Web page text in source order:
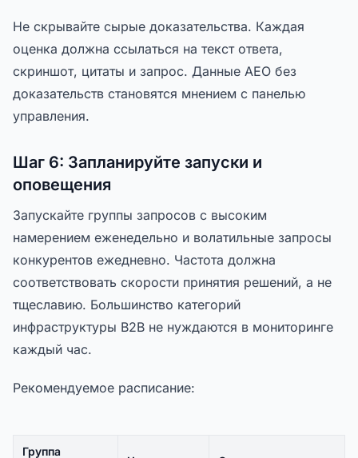
Не скрывайте сырые доказательства. Каждая
оценка должна ссылаться на текст ответа,
скриншот, цитаты и запрос. Данные AEO без
доказательств становятся мнением с панелью
управления.
Шаг 6: Запланируйте запуски и
оповещения
Запускайте группы запросов с высоким
намерением еженедельно и волатильные запросы
конкурентов ежедневно. Частота должна
соответствовать скорости принятия решений, а не
тщеславию. Большинство категорий
инфраструктуры B2B не нуждаются в мониторинге
каждый час.
Рекомендуемое расписание:
Группа